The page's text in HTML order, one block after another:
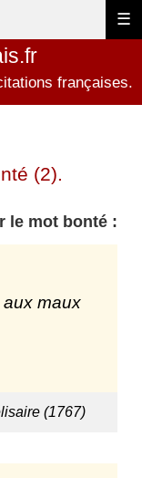
☰
françaises.
(2).
le mot bonté :
maux
(1767)